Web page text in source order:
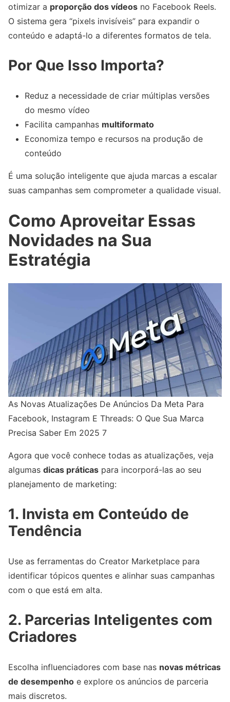
otimizar a proporção dos vídeos no Facebook Reels.
O sistema gera “pixels invisíveis” para expandir o
conteúdo e adaptá-lo a diferentes formatos de tela.
Por Que Isso Importa?
Reduz a necessidade de criar múltiplas versões
do mesmo vídeo
Facilita campanhas multiformato
Economiza tempo e recursos na produção de
conteúdo
É uma solução inteligente que ajuda marcas a escalar
suas campanhas sem comprometer a qualidade visual.
Como Aproveitar Essas
Novidades na Sua
Estratégia
As Novas Atualizações De Anúncios Da Meta Para
Facebook, Instagram E Threads: O Que Sua Marca
Precisa Saber Em 2025 7
Agora que você conhece todas as atualizações, veja
algumas dicas práticas para incorporá-las ao seu
planejamento de marketing:
1. Invista em Conteúdo de
Tendência
Use as ferramentas do Creator Marketplace para
identificar tópicos quentes e alinhar suas campanhas
com o que está em alta.
2. Parcerias Inteligentes com
Criadores
Escolha influenciadores com base nas novas métricas
de desempenho e explore os anúncios de parceria
mais discretos.